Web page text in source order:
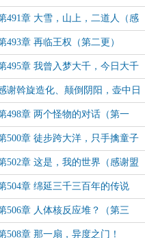
更）
491章 大雪，山上，二道人（感
盟主楚梦瑶的白）
493章 再临王权（第二更）
495章 我曾入梦大千，今日大千
我梦来！（第一更）
谢斡旋造化、颠倒阴阳，壶中日
，袖里乾坤。两位打赏白银盟
498章 两个怪物的对话（第一
）500章 徒步跨大洋，只手擒童子
感谢壶中日月，袖里乾坤白银打
）
502章 这是，我的世界（感谢盟
烬^）
504章 绵延三千三百年的传说
万更第三天）
506章 人体核反应堆？（第三
）508章 那一扇，异度之门！